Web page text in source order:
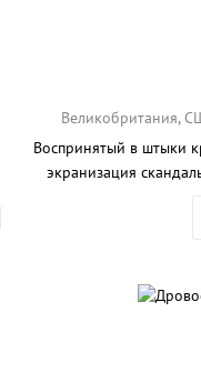
Великобритания,
Воспринятый в штыки
экранизация